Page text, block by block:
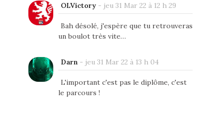
OLVictory- jeu 31 Mar 22 à 12 h 29
Bah désolé, j'espère que tu retrouveras
un boulot très vite…
Darn - jeu 31 Mar 22 à 13 h 04
L'important c'est pas le diplôme, c'est
le parcours !